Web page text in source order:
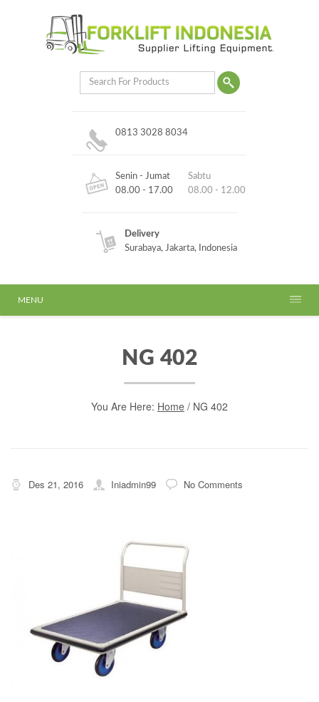
0813 3028 8034
Senin - Jumat
08.00 - 17.00
Sabtu
08.00 - 12.00
Delivery
Surabaya, Jakarta, Indonesia
MENU
NG 402
You Are Here: Home / NG 402
Des 21, 2016 Iniadmin99 No Comments